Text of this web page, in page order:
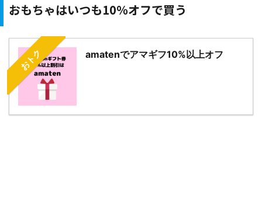
おもちゃはいつも10％オフで買う
おトク amatenでアマギフ10%以上オフ